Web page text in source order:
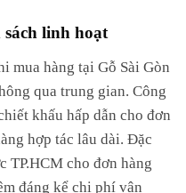
linh hoạt
mua hàng tại Gỗ Sài Gòn
qua trung gian. Công
khấu hấp dẫn cho đơn
hợp tác lâu dài. Đặc
TP.HCM cho đơn hàng
đáng kể chi phí vận